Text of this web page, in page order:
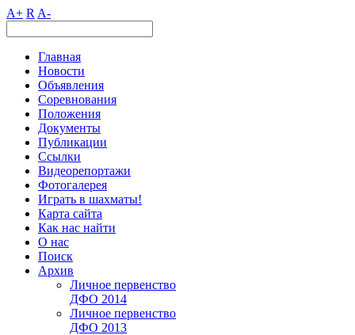
A+ R A-
Главная
Новости
Объявления
Соревнования
Положения
Документы
Публикации
Ссылки
Видеорепортажи
Фотогалерея
Играть в шахматы!
Карта сайта
Как нас найти
О нас
Поиск
Архив
Личное первенство
ДФО 2014
Личное первенство
ДФО 2013